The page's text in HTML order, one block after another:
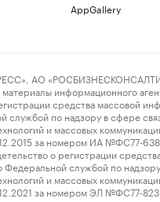
AppGallery
АО
информационного
средства массовой
службой по надзору в сфере
и массовых
за номером ИА №ФС77-
о регистрации
службой по
и массовых
за номером ЭЛ №ФС77-